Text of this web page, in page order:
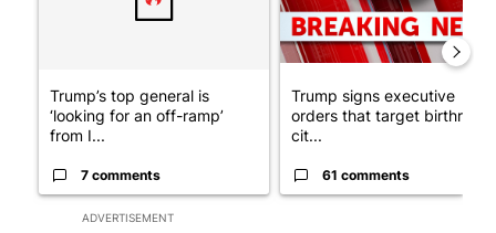
ADVERTISEMENT
Trump’s top general is
‘looking for an off-ramp’
from I...
7 comments
Trump signs executive
orders that target birthright
cit...
61 comments